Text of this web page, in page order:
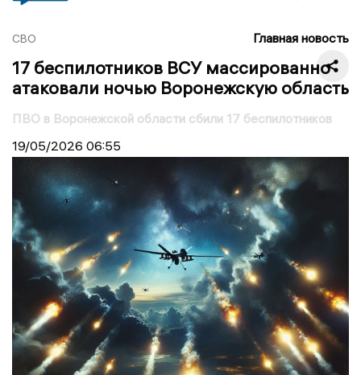
СВО Главная новость
17 беспилотников ВСУ массированно
атаковали ночью Воронежскую область
ПВО в Воронежской области сбили 17 беспилотников
19/05/2026 06:55